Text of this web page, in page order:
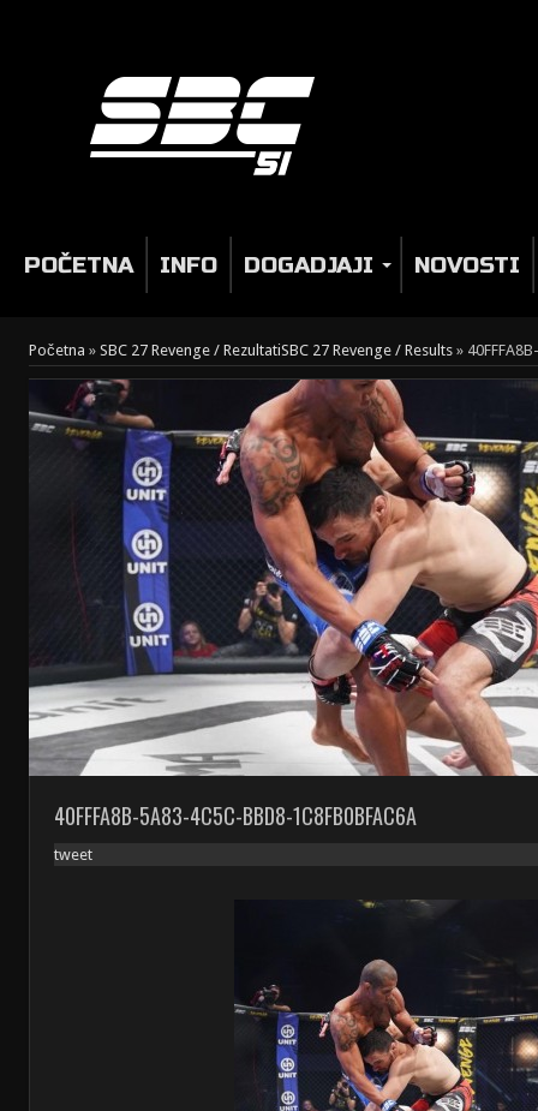
POČETNA INFO DOGADJAJI NOVOSTI
Početna » SBC 27 Revenge / RezultatiSBC 27 Revenge / Results »
40FFFA8B-5A83-4C5C-BBD8-1C8FB0BFAC6A
tweet